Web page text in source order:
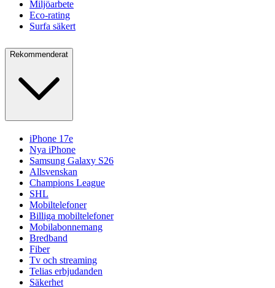
Miljöarbete
Eco-rating
Surfa säkert
Rekommenderat
iPhone 17e
Nya iPhone
Samsung Galaxy S26
Allsvenskan
Champions League
SHL
Mobiltelefoner
Billiga mobiltelefoner
Mobilabonnemang
Bredband
Fiber
Tv och streaming
Telias erbjudanden
Säkerhet